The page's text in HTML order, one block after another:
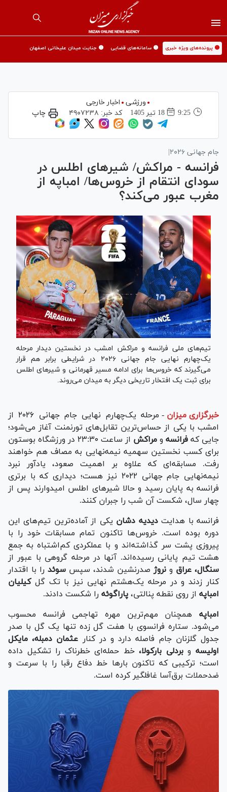
🟡 پرونده‌های ویژه خبری 🟡 سامانه‌های قضایی 🟡 جنایت میدان علیخانی اصفهان
ورزشی
اخبار خارجی
9:25
18 تير 1405 کد خبر: ۴۹۰۷۲۳۸ چاپ
جام جهانی ۲۰۲۶|
فرانسه - مراکش/ شیر‌های اطلس در
سودای انتقام از خروس‌ها/ امباپه از
مغرب عبور می‌کند؟
تیم‌های ملی فرانسه و مراکش امشب در نخستین دیدار مرحله
یک‌چهارم نهایی جام جهانی ۲۰۲۶ در شرایطی برابر هم قرار
می‌گیرند که خروس‌ها برای ادامه مسیر قهرمانی و شیر‌های اطلس
برای ثبت یک افتخار تاریخی دیگر به میدان می‌روند.
خبرگزاری میزان -
مرحله یک‌چهارم نهایی جام جهانی ۲۰۲۶ از
امشب با یکی از حساس‌ترین تقابل‌های تورنمنت آغاز می‌شود؛
جایی که فرانسه و مراکش
از ساعت ۲۳:۳۰ در ورزشگاه بوستون
برای کسب نخستین سهمیه نیمه‌نهایی به مصاف هم خواهند
رفت. مسابقه‌ای که علاوه بر اهمیت صعود، یادآور نبرد
نیمه‌نهایی جام جهانی ۲۰۲۲ نیز هست؛ دیداری که با برتری
فرانسه به پایان رسید و حالا شیر‌های اطلس امیدوارند پس از
چهار سال، شکست آن شب را جبران کنند.
فرانسه با هدایتدیدیه دشان یکی از آماده‌ترین تیم‌های این
دوره بوده است. خروس‌ها تاکنون تمام مسابقات خود را با
پیروزی پشت سر گذاشته‌اند و با عملکردی کم‌اشتباه به جمع
هشت تیم پایانی رسیده‌اند. آنها در مرحله گروهی با عبور از
سنگال، عراق و نروژ صدرنشین شدند، سپس سوئد را با اقتدار
کنار زدند و در مرحله یک‌هشتم نهایی نیز با تک گلکیلیان
امباپه از روی نقطه پنالتی، پاراگوئه را شکست دادند.
امباپه همچنان مهم‌ترین مهره تهاجمی فرانسه محسوب
می‌شود. ستاره فرانسوی با هفت گل زده تنها یک گل با صدر
جدول گلزنان جام فاصله دارد و در کنار عثمان دمبله، مایکل
اولیسهوبردلی بارکولا،خط حمله‌ای خطرناک را تشکیل داده
است؛ ترکیبی که تاکنون بار‌ها خط دفاع رقبا را با سرعت و
ضدحملات برق‌آسا غافلگیر کرده است.